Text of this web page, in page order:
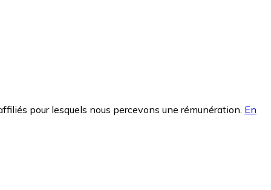
pour lesquels nous percevons une rémunération. En